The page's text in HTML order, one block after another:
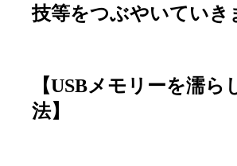
技等をつぶやいていき
【USBメモリーを濡ら
法】